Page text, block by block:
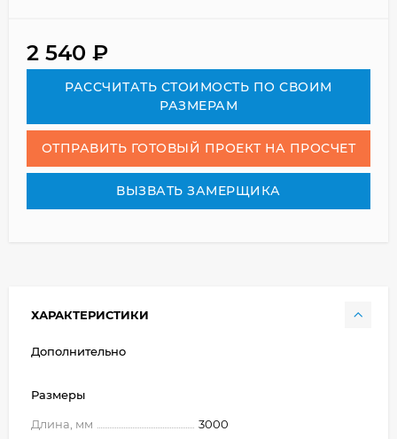
2 540 ₽
РАСCЧИТАТЬ СТОИМОСТЬ ПО СВОИМ
РАЗМЕРАМ
ОТПРАВИТЬ ГОТОВЫЙ ПРОЕКТ НА ПРОСЧЕТ
ВЫЗВАТЬ ЗАМЕРЩИКА
ХАРАКТЕРИСТИКИ
Дополнительно
Размеры
Длина, мм
3000